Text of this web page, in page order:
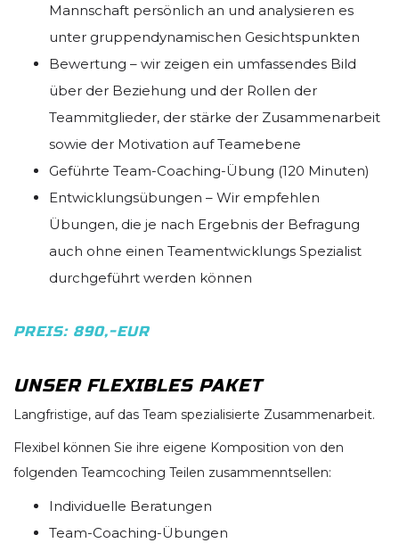
Mannschaft persönlich an und analysieren es
unter gruppendynamischen Gesichtspunkten
Bewertung – wir zeigen ein umfassendes Bild
über der Beziehung und der Rollen der
Teammitglieder, der stärke der Zusammenarbeit
sowie der Motivation auf Teamebene
Geführte Team-Coaching-Übung (120 Minuten)
Entwicklungsübungen – Wir empfehlen
Übungen, die je nach Ergebnis der Befragung
auch ohne einen Teamentwicklungs Spezialist
durchgeführt werden können
PREIS: 890,-EUR
UNSER FLEXIBLES PAKET
Langfristige, auf das Team spezialisierte Zusammenarbeit.
Flexibel können Sie ihre eigene Komposition von den
folgenden Teamcoching Teilen zusammenntsellen:
Individuelle Beratungen
Team-Coaching-Übungen